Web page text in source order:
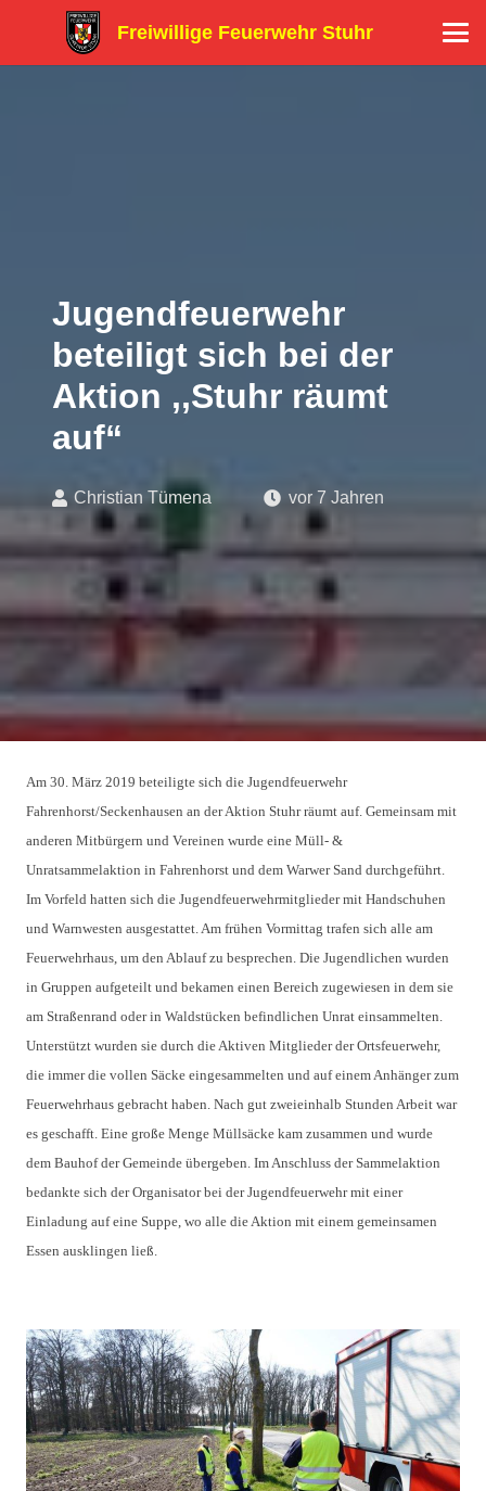
Freiwillige Feuerwehr Stuhr
Jugendfeuerwehr
beteiligt sich bei der
Aktion ,,Stuhr räumt
auf“
Christian Tümena vor 7 Jahren
Am 30. März 2019 beteiligte sich die Jugendfeuerwehr
anderen Mitbürgern und Vereinen wurde eine Müll- &
Unratsammelaktion in
Im Vorfeld hatten sich die Jugendfeuerwehrmitglieder mit Handschuhen
und Warnwesten ausgestattet. Am frühen Vormittag trafen sich alle am
Feuerwehrhaus, um den Ablauf zu besprechen. Die Jugendlichen wurden
in Gruppen aufgeteilt und bekamen einen Bereich zugewiesen in dem sie
am Straßenrand oder in Waldstücken befindlichen Unrat einsammelten.
Unterstützt wurden sie durch die Aktiven Mitglieder der Ortsfeuerwehr,
die immer die vollen Säcke eingesammelten und auf einem Anhänger zum
Feuerwehrhaus gebracht haben. Nach gut zweieinhalb Stunden Arbeit war
es geschafft. Eine große Menge Müllsäcke kam zusammen und wurde
dem Bauhof der Gemeinde übergeben. Im Anschluss der Sammelaktion
bedankte sich der Organisator bei der Jugendfeuerwehr mit einer
Einladung auf eine Suppe, wo alle die Aktion mit einem gemeinsamen
Essen ausklingen ließ.